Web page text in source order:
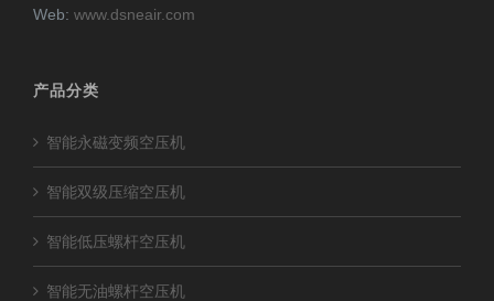
Web: www.dsneair.com
产品分类
智能永磁变频空压机
智能双级压缩空压机
智能低压螺杆空压机
智能无油螺杆空压机